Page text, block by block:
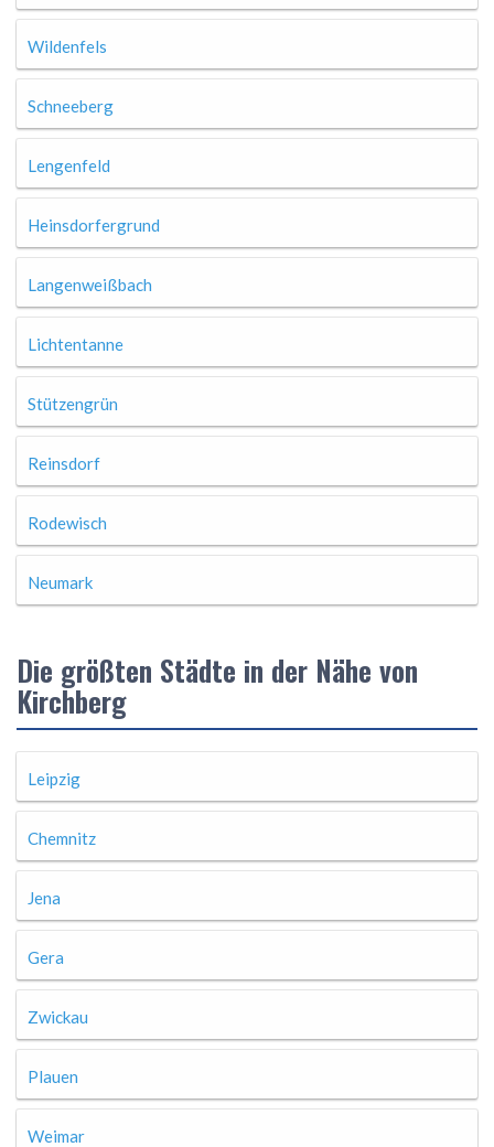
Wildenfels
Schneeberg
Lengenfeld
Heinsdorfergrund
Langenweißbach
Lichtentanne
Stützengrün
Reinsdorf
Rodewisch
Neumark
Die größten Städte in der Nähe von
Kirchberg
Leipzig
Chemnitz
Jena
Gera
Zwickau
Plauen
Weimar